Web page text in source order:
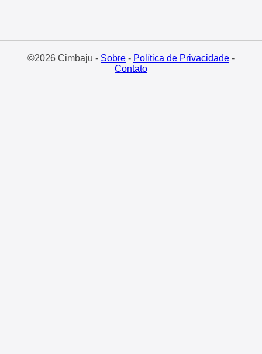
©2026 Cimbaju - Sobre- Política de Privacidade-
Contato